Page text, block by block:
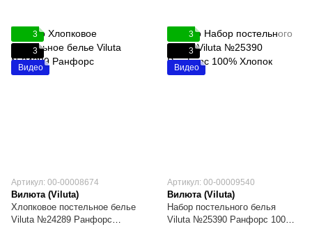
3
3
Видео
Артикул: 00-00008674
Вилюта (Viluta)
Хлопковое постельное белье
Viluta №24289 Ранфорс
3
3
Видео
Артикул: 00-00009540
Вилюта (Viluta)
Набор постельного белья
Viluta №25390 Ранфорс 100%